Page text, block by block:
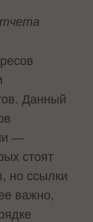
Данный
—
стоят
но ссылки
важно,